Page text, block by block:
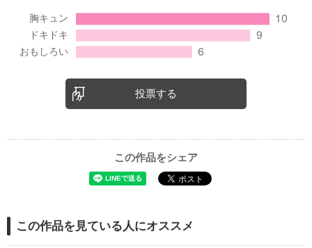
投票する
この作品をシェア
この作品を見ている人にオススメ